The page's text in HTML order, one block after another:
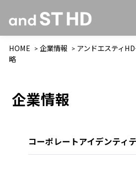
HOME 企業情報 アンドエスティ
略
企業情報
コーポレートアイデンティ